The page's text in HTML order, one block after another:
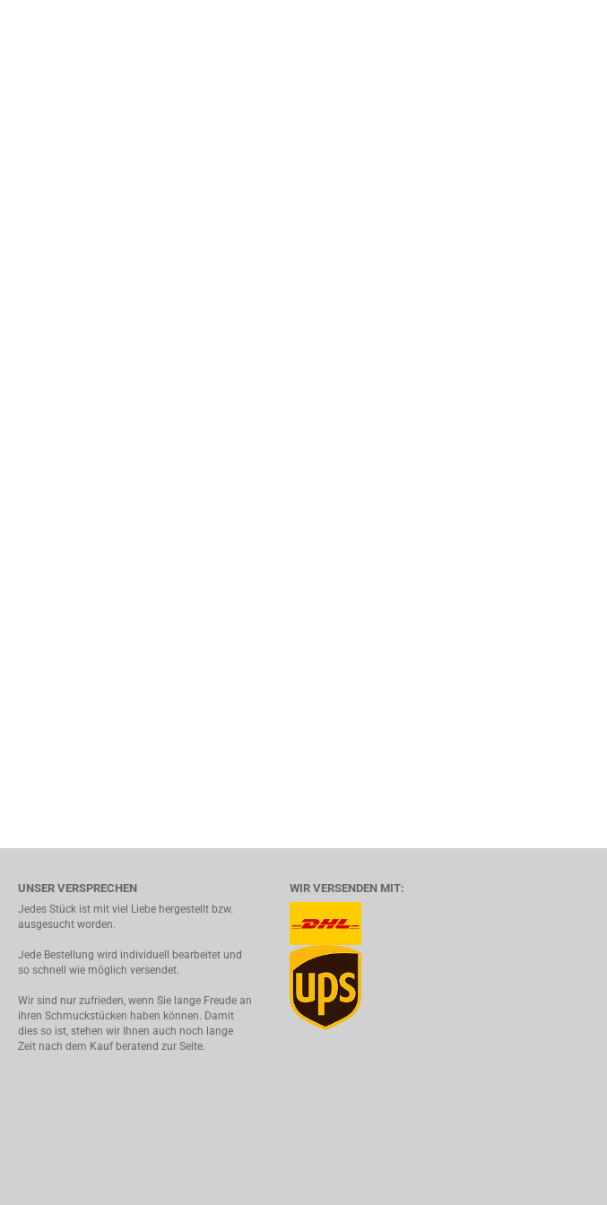
UNSER VERSPRECHEN
Jedes Stück ist mit viel Liebe hergestellt bzw.
ausgesucht worden.
Jede Bestellung wird individuell bearbeitet und
so schnell wie möglich versendet.
Wir sind nur zufrieden, wenn Sie lange Freude an
ihren Schmuckstücken haben können. Damit
dies so ist, stehen wir Ihnen auch noch lange
Zeit nach dem Kauf beratend zur Seite.
WIR VERSENDEN MIT: